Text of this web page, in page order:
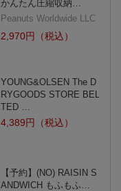
かんたん圧縮収納…
Peanuts Worldwide LLC
2,970円（税込）
YOUNG&OLSEN The D
RYGOODS STORE BEL
TED …
4,389円（税込）
【予約】(NO) RAISIN S
ANDWICH もふもふ…